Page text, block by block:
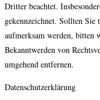
Dritter beachtet.
gekennzeichnet. Sollten
aufmerksam werden, bitten
Bekanntwerden von
umgehend entfernen.
Datenschutzerklärung